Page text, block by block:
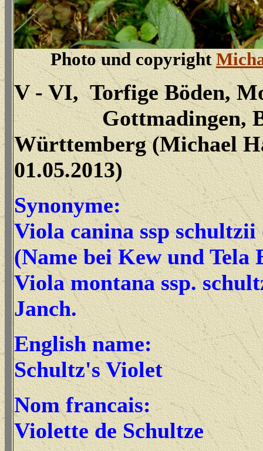
Photo und copyright
V - VI, Torfige Böden,
Gottmadingen,
Württemberg (Michael
01.05.2013)
Synonyme:
Viola canina ssp
(Name bei Kew und Tela
Viola montana ssp.
Janch.
English name:
Schultz's Violet
Nom francais:
Violette de Schultze